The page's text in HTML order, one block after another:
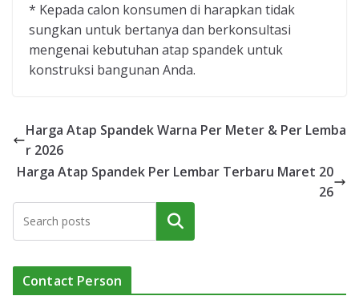
* Kepada calon konsumen di harapkan tidak
sungkan untuk bertanya dan berkonsultasi
mengenai kebutuhan atap spandek untuk
konstruksi bangunan Anda.
Harga Atap Spandek Warna Per Meter & Per Lemba
r 2026
Harga Atap Spandek Per Lembar Terbaru Maret 20
26
Cari
Contact Person